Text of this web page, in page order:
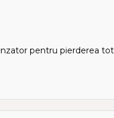
pentru pierderea